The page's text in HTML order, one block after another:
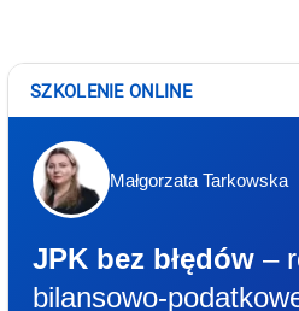
SZKOLENIE ONLINE
Małgorzata Tarkowska
JPK bez błędów –
bilansowo-